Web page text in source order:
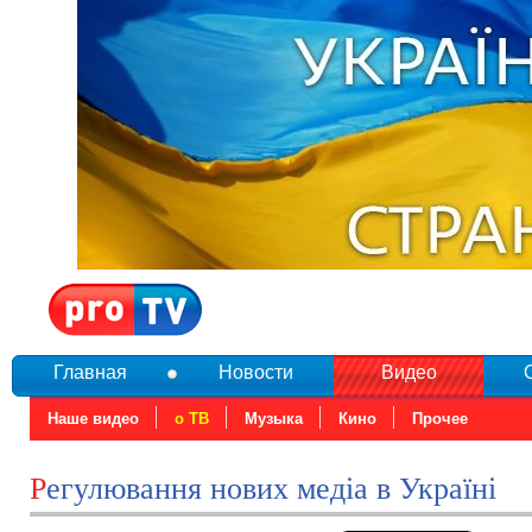
Главная Новости Видео
Наше видео о ТВ Музыка Кино Прочее
Регулювання нових медіа в Україні